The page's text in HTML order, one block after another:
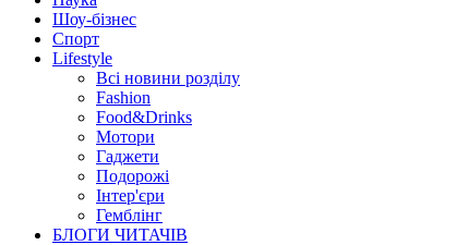
Шоу-бізнес
Спорт
Lifestyle
Всі новини розділу
Fashion
Food&Drinks
Мотори
Гаджети
Подорожі
Інтер'єри
Гемблінг
БЛОГИ ЧИТАЧІВ